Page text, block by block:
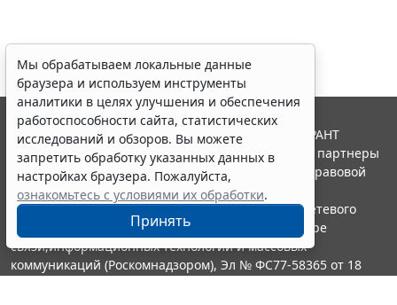
Мы обрабатываем локальные данные
браузера и используем инструменты
аналитики в целях улучшения и обеспечения
работоспособности сайта, статистических
исследований и обзоров. Вы можете
запретить обработку указанных данных в
настройках браузера. Пожалуйста,
ознакомьтесь с условиями их обработки.
Принять
© ООО "НПП "ГАРАНТ-СЕРВИС", 2026. Система ГАРАНТ
выпускается с 1990 года. Компания "Гарант" и ее партнеры
являются участниками Российской ассоциации правовой
информации ГАРАНТ.
Портал ГАРАНТ.РУ зарегистрирован в качестве сетевого
издания Федеральной службой по надзору в сфере
связи,информационных технологий и массовых
коммуникаций (Роскомнадзором), Эл № ФС77-58365 от 18